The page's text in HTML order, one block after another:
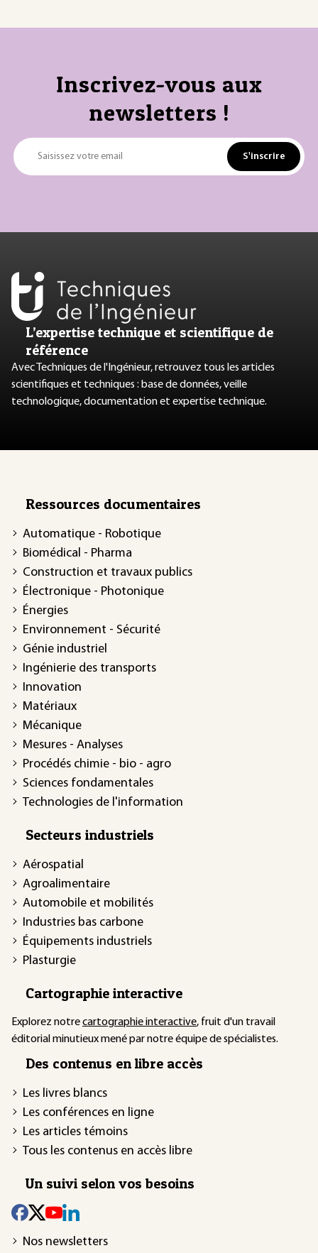
Inscrivez-vous aux
newsletters !
Saisissez votre email S'inscrire
L’expertise technique et scientifique de
référence
Avec Techniques de l'Ingénieur, retrouvez tous les articles
scientifiques et techniques : base de données, veille
technologique, documentation et expertise technique.
Ressources documentaires
Automatique - Robotique
Biomédical - Pharma
Construction et travaux publics
Électronique - Photonique
Énergies
Environnement - Sécurité
Génie industriel
Ingénierie des transports
Innovation
Matériaux
Mécanique
Mesures - Analyses
Procédés chimie - bio - agro
Sciences fondamentales
Technologies de l'information
Secteurs industriels
Aérospatial
Agroalimentaire
Automobile et mobilités
Industries bas carbone
Équipements industriels
Plasturgie
Cartographie interactive
Explorez notrecartographie interactive, fruit d'un travail
éditorial minutieux mené par notre équipe de spécialistes.
Des contenus en libre accès
Les livres blancs
Les conférences en ligne
Les articles témoins
Tous les contenus en accès libre
Un suivi selon vos besoins
Nos newsletters